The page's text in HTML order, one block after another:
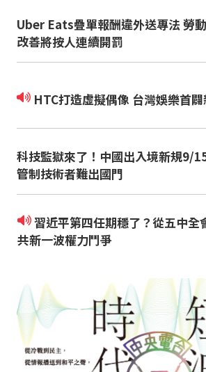
Uber Eats疊單報酬違外送專法 勞
改善將按人連續開罰
HTC打造虛擬偶像 台灣娛樂首
科技監獄來了！中國出入境新規9/
管制技術者難出國門
習近平第四任期穩了？從五中全會解析中
共新一波權力鬥爭